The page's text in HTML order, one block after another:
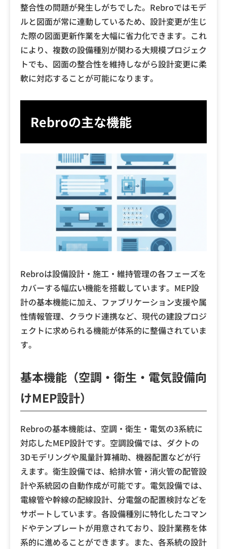
整合性の問題が発生しがちでした。Rebroではモデ
ルと図面が常に連動しているため、設計変更が生じ
た際の図面更新作業を大幅に省力化できます。これ
により、複数の設備種別が関わる大規模プロジェク
トでも、図面の整合性を維持しながら設計変更に柔
軟に対応することが可能になります。
Rebroの主な機能
Rebroは設備設計・施工・維持管理の各フェーズを
カバーする幅広い機能を搭載しています。MEP設
計の基本機能に加え、ファブリケーション支援や属
性情報管理、クラウド連携など、現代の建設プロジ
ェクトに求められる機能が体系的に整備されていま
す。
基本機能（空調・衛生・電気設備向
けMEP設計）
Rebroの基本機能は、空調・衛生・電気の3系統に
対応したMEP設計です。空調設備では、ダクトの
3Dモデリングや風量計算補助、機器配置などが行
えます。衛生設備では、給排水管・消火管の配管設
計や系統図の自動作成が可能です。電気設備では、
電線管や幹線の配線設計、分電盤の配置検討などを
サポートしています。各設備種別に特化したコマン
ドやテンプレートが用意されており、設計業務を体
系的に進めることができます。また、各系統の設計